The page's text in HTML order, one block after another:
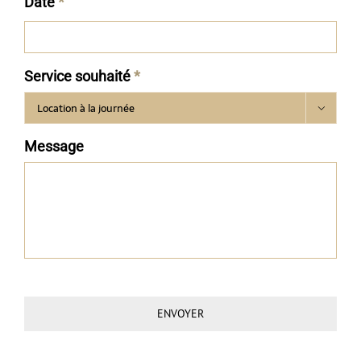
Service souhaité*

Message